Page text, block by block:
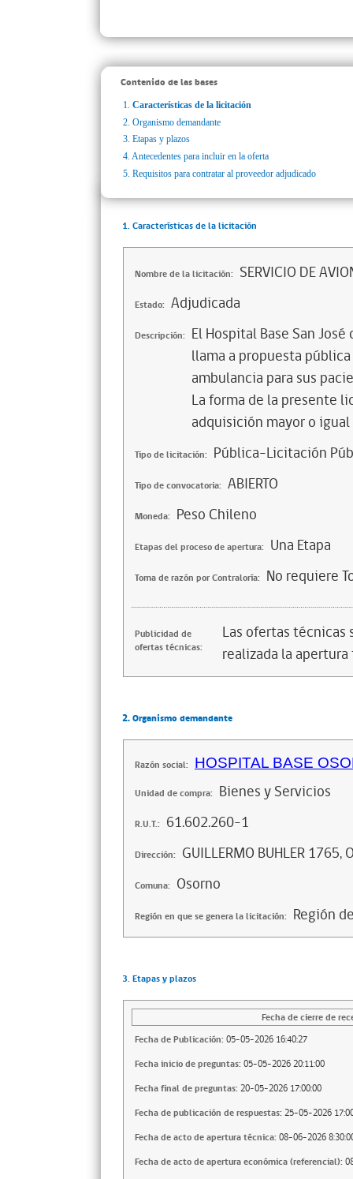
Contenido de las bases
1. Características de la licitación
2. Organismo demandante
3. Etapas y plazos
4. Antecedentes para incluir en la oferta
5. Requisitos para contratar al proveedor adjudicado
1. Características de la licitación
Nombre de la licitación: SERVICIO DE
Estado: Adjudicada
Descripción: El Hospital Base San
llama a propuesta
ambulancia para sus
La forma de la presente
adquisición mayor o igual
Tipo de licitación: Pública-Licitación
Tipo de convocatoria: ABIERTO
Moneda: Peso Chileno
Etapas del proceso de apertura: Una Etapa
Toma de razón por Contraloría: No requiere
Publicidad de
ofertas técnicas:
Las ofertas
realizada la
2. Organismo demandante
Razón social: HOSPITAL BASE
Unidad de compra: Bienes y Servicios
R.U.T.: 61.602.260-1
Dirección: GUILLERMO BUHLER 1765,
Comuna: Osorno
Región en que se genera la licitación: Región
3. Etapas y plazos
Fecha de cierre de
Fecha de Publicación: 05-05-2026 16:40:27
Fecha inicio de preguntas: 05-05-2026 20:11:00
Fecha final de preguntas: 20-05-2026 17:00:00
Fecha de publicación de respuestas: 25-05-2026
Fecha de acto de apertura técnica: 08-06-2026
Fecha de acto de apertura económica (referencial):